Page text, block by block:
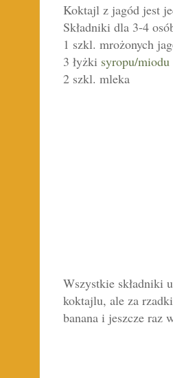
Koktajl z jagód jest
Składniki dla 3-4
1 szkl. mrożonych
3 łyżki syropu/
2 szkl. mleka
Wszystkie składniki
koktajlu, ale za
banana i jeszcze raz